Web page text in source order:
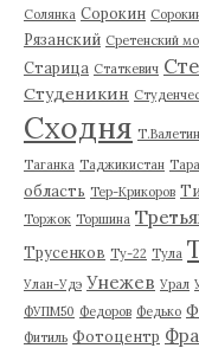
Солянка Сорокин
Рязанский Сретенский
Старица Статкевич
Студеникин
Сходня
Таганка Таджикистан
область Тер-Крикоров
Торжок Торшина
Трусенков Ту-22 Тула
Улан-Удэ Унежев Урал
ФУПМ50 Федоров Федько
Фитиль Фотоцентр